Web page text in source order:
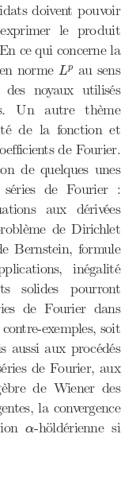
doivent pouvoir
le produit
ce qui concerne la
norme Lp
Lp au sens
noyaux utilisés
Un autre thème
de la fonction et
de Fourier.
de quelques unes
séries de Fourier :
aux dérivées
de Dirichlet
Bernstein, formule
inégalité
solides pourront
de Fourier dans
exemples, soit
aux procédés
de Fourier, aux
de Wiener des
la convergence
α
α-höldérienne si